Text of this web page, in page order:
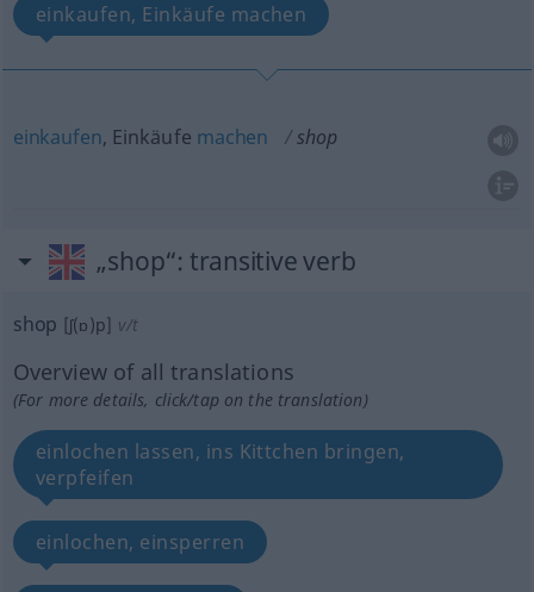
einkaufen, Einkäufe machen
einkaufen, Einkäufe machen shop
„shop“: transitive verb
shop [ʃ(ɒ)p] v/t
Overview of all translations
(For more details, click/tap on the translation)
einlochen lassen, ins Kittchen bringen,
verpfeifen
einlochen, einsperren